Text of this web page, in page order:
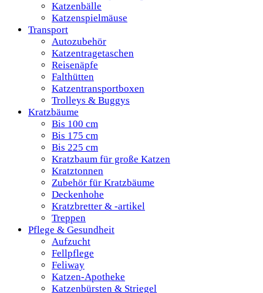
Katzenbälle
Katzenspielmäuse
Transport
Autozubehör
Katzentragetaschen
Reisenäpfe
Falthütten
Katzentransportboxen
Trolleys & Buggys
Kratzbäume
Bis 100 cm
Bis 175 cm
Bis 225 cm
Kratzbaum für große Katzen
Kratztonnen
Zubehör für Kratzbäume
Deckenhohe
Kratzbretter & -artikel
Treppen
Pflege & Gesundheit
Aufzucht
Fellpflege
Feliway
Katzen-Apotheke
Katzenbürsten & Striegel